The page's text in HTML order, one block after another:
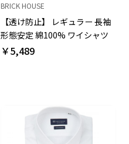
BRICK HOUSE
【透け防止】 レギュラー 長袖
形態安定 綿100% ワイシャツ
白無地
￥5,489